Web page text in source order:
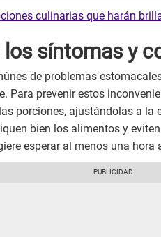
culinarias que harán
los síntomas y
de problemas
Para prevenir estos
porciones, ajustándolas a la
bien los alimentos y
esperar al menos una hora